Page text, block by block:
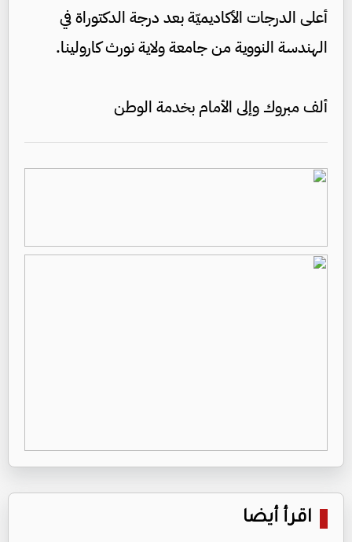
أعلى الدرجات الأكاديميّة بعد درجة الدكتوراة في
الهندسة النووية من جامعة ولاية نورث كارولينا.
ألف مبروك وإلى الأمام بخدمة الوطن
اقرأ أيضا